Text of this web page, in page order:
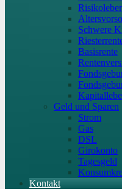
Schwere
Basisrente
Geld und Sparen
Strom
Gas
DSL
Girokonto
Tagesgeld
Kontakt